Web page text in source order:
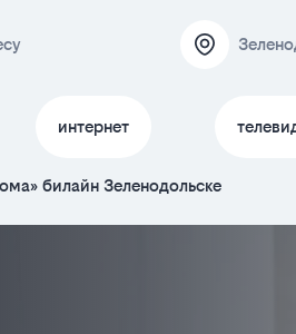
интернет
билайн Зеленодольске